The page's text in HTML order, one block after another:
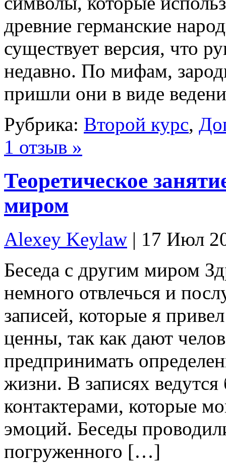
древние германские
существует версия, что
недавно. По мифам,
пришли они в виде
Рубрика: Второй курс,
1 отзыв »
Теоретическое
миром
Alexey Keylaw | 17 Июл
Беседа с другим миром
немного отвлечься и
записей, которые я
ценны, так как дают
предпринимать
жизни. В записях
контактерами, которые
эмоций. Беседы
погруженного […]